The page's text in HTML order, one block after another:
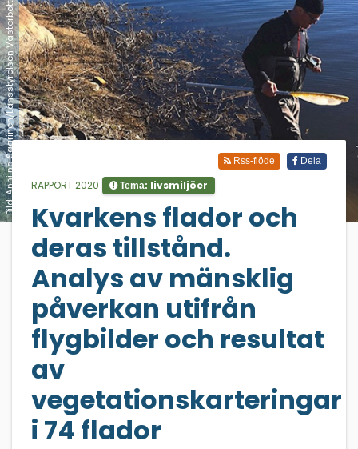
Bild: Anniina Saarinen/Länsstyrelsen Västerbotten
;
Dela
Rss-flöde
RAPPORT 2020 Tema: livsmiljöer
Kvarkens flador och
deras tillstånd.
Analys av mänsklig
påverkan utifrån
flygbilder och resultat
av
vegetationskarteringar
i 74 flador